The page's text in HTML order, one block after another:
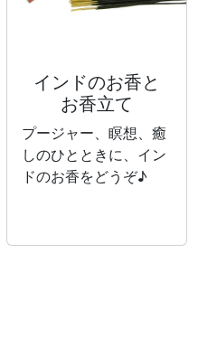
インドのお香と
お香立て
プージャー、瞑想、癒
しのひとときに、イン
ドのお香をどうぞ♪